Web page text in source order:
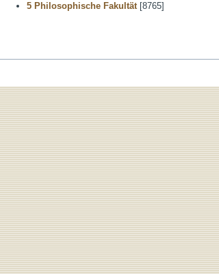
5 Philosophische Fakultät[8765]